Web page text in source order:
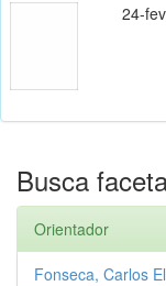
24-
Busca
Orientador
Fonseca, Carlos